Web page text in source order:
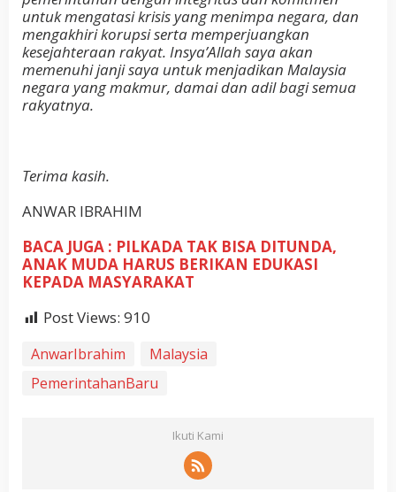
untuk mengatasi krisis yang menimpa negara, dan
mengakhiri korupsi serta memperjuangkan
kesejahteraan rakyat. Insya’Allah saya akan
memenuhi janji saya untuk menjadikan Malaysia
negara yang makmur, damai dan adil bagi semua
rakyatnya.
Terima kasih.
ANWAR IBRAHIM
BACA JUGA : PILKADA TAK BISA DITUNDA,
ANAK MUDA HARUS BERIKAN EDUKASI
KEPADA MASYARAKAT
Post Views: 910
AnwarIbrahim
Malaysia
PemerintahanBaru
Ikuti Kami